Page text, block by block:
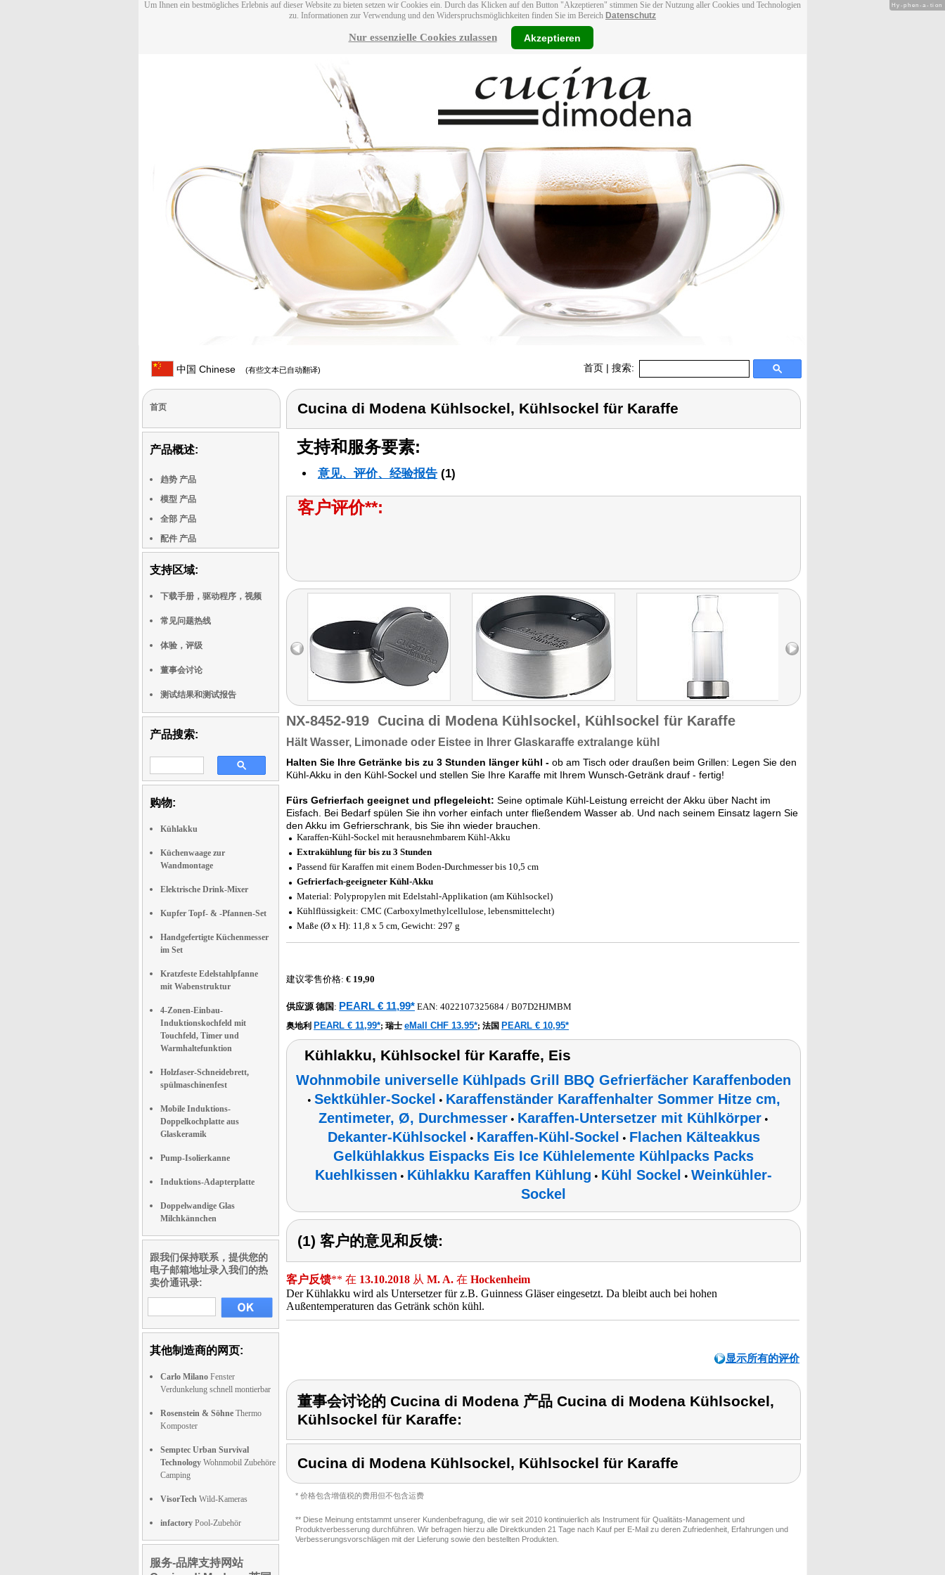
Um Ihnen ein bestmögliches Erlebnis auf dieser Website zu bieten setzen wir Cookies ein. Durch das Klicken auf den Button "Akzeptieren" stimmen Sie der Nutzung aller Cookies und Technologien
zu. Informationen zur Verwendung und den Widerspruchsmöglichkeiten finden Sie im Bereich Datenschutz
Nur essenzielle Cookies zulassen Akzeptieren
中国 Chinese (有些文本已自动翻译) 首页 | 搜索:
首页
产品概述:
趋势 产品
模型 产品
全部 产品
配件 产品
支持区域:
下载手册，驱动程序，视频
常见问题热线
体验，评级
董事会讨论
测试结果和测试报告
产品搜索:
购物:
Kühlakku
Küchenwaage zur
Wandmontage
Elektrische Drink-Mixer
Kupfer Topf- & -Pfannen-Set
Handgefertigte Küchenmesser
im Set
Kratzfeste Edelstahlpfanne
mit Wabenstruktur
4-Zonen-Einbau-
Induktionskochfeld mit
Touchfeld, Timer und
Warmhaltefunktion
Holzfaser-Schneidebrett,
spülmaschinenfest
Mobile Induktions-
Doppelkochplatte aus
Glaskeramik
Pump-Isolierkanne
Induktions-Adapterplatte
Doppelwandige Glas
Milchkännchen
跟我们保持联系，提供您的
电子邮箱地址录入我们的热
卖价通讯录:
其他制造商的网页:
Carlo Milano Fenster
Verdunkelung schnell montierbar
Rosenstein & Söhne Thermo
Komposter
Semptec Urban Survival
Technology Wohnmobil Zubehöre
Camping
VisorTech Wild-Kameras
infactory Pool-Zubehör
服务-品牌支持网站
Cucina di Modena Kühlsockel, Kühlsockel für Karaffe
支持和服务要素:
意见、评价、经验报告 (1)
客户评价**:
NX-8452-919 Cucina di Modena Kühlsockel, Kühlsockel für Karaffe
Hält Wasser, Limonade oder Eistee in Ihrer Glaskaraffe extralange kühl
Halten Sie Ihre Getränke bis zu 3 Stunden länger kühl - ob am Tisch oder draußen beim Grillen: Legen Sie den
Kühl-Akku in den Kühl-Sockel und stellen Sie Ihre Karaffe mit Ihrem Wunsch-Getränk drauf - fertig!
Fürs Gefrierfach geeignet und pflegeleicht: Seine optimale Kühl-Leistung erreicht der Akku über Nacht im
Eisfach. Bei Bedarf spülen Sie ihn vorher einfach unter fließendem Wasser ab. Und nach seinem Einsatz lagern Sie
den Akku im Gefrierschrank, bis Sie ihn wieder brauchen.
Karaffen-Kühl-Sockel mit herausnehmbarem Kühl-Akku
Extrakühlung für bis zu 3 Stunden
Passend für Karaffen mit einem Boden-Durchmesser bis 10,5 cm
Gefrierfach-geeigneter Kühl-Akku
Material: Polypropylen mit Edelstahl-Applikation (am Kühlsockel)
Kühlflüssigkeit: CMC (Carboxylmethylcellulose, lebensmittelecht)
Maße (Ø x H): 11,8 x 5 cm, Gewicht: 297 g
建议零售价格: € 19,90
供应源 德国 : PEARL € 11,99* EAN: 4022107325684 / B07D2HJMBM
奥地利 PEARL € 11,99*; 瑞士 eMall CHF 13.95*; 法国 PEARL € 10,95*
Kühlakku, Kühlsockel für Karaffe, Eis
Wohnmobile universelle Kühlpads Grill BBQ Gefrierfächer Karaffenboden
• Sektkühler-Sockel • Karaffenständer Karaffenhalter Sommer Hitze cm,
Zentimeter, Ø, Durchmesser • Karaffen-Untersetzer mit Kühlkörper •
Dekanter-Kühlsockel • Karaffen-Kühl-Sockel • Flachen Kälteakkus
Gelkühlakkus Eispacks Eis Ice Kühlelemente Kühlpacks Packs
Kuehlkissen • Kühlakku Karaffen Kühlung • Kühl Sockel • Weinkühler-
Sockel
(1) 客户的意见和反馈:
客户反馈** 在 13.10.2018 从 M. A. 在 Hockenheim
Der Kühlakku wird als Untersetzer für z.B. Guinness Gläser eingesetzt. Da bleibt auch bei hohen
Außentemperaturen das Getränk schön kühl.
显示所有的评价
董事会讨论的 Cucina di Modena 产品 Cucina di Modena Kühlsockel,
Kühlsockel für Karaffe:
Cucina di Modena Kühlsockel, Kühlsockel für Karaffe
* 价格包含增值税的费用但不包含运费
** Diese Meinung entstammt unserer Kundenbefragung, die wir seit 2010 kontinuierlich als Instrument für Qualitäts-Management und
Produktverbesserung durchführen. Wir befragen hierzu alle Direktkunden 21 Tage nach Kauf per E-Mail zu deren Zufriedenheit, Erfahrungen und
Verbesserungsvorschlägen mit der Lieferung sowie den bestellten Produkten.
Hy-phen-a-tion